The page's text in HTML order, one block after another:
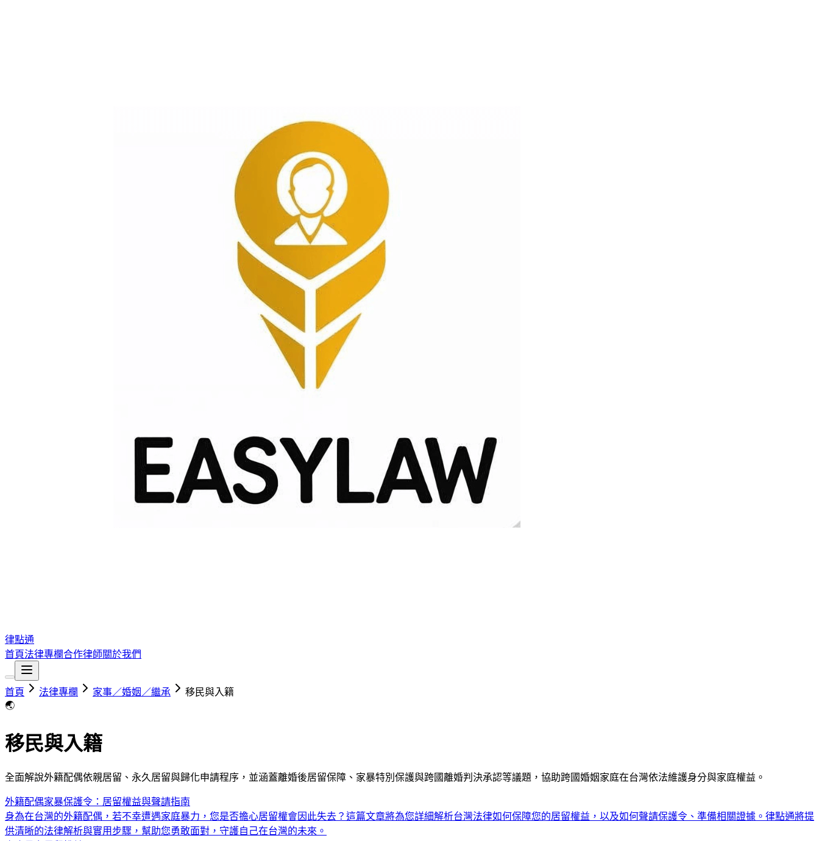
律點通
首頁法律專欄合作律師關於我們
首頁 法律專欄 家事／婚姻／繼承
移民與入籍
🌏
移民與入籍
全面解說外籍配偶依親居留、永久居留與歸化申請程序，並涵蓋離婚後居留保障、家暴特別保護與跨國離婚判決承認等議題，協助跨國婚姻家庭在台灣依法維護身分與家庭權益。
外籍配偶家暴保護令：居留權益與聲請指南
身為在台灣的外籍配偶，若不幸遭遇家庭暴力，您是否擔心居留權會因此失去？這篇文章將為您詳細解析台灣法律如何保障您的居留權益，以及如何聲請保護令、準備相關證據。律點通將提
供清晰的法律解析與實用步驟，幫助您勇敢面對，守護自己在台灣的未來。